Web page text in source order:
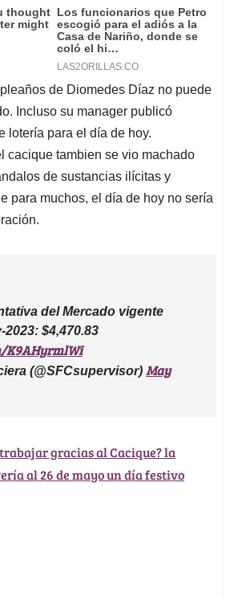
de Diomedes Díaz no puede
Incluso su manager publicó
lotería para el día de hoy.
cacique tambien se vio machado
de sustancias ilícitas y
para muchos, el día de hoy no sería
del Mercado vigente
2023: $4,470.83
K9AHyrmlWi
(@SFCsupervisor) May
trabajar gracias al Cacique? la
al 26 de mayo un día festivo